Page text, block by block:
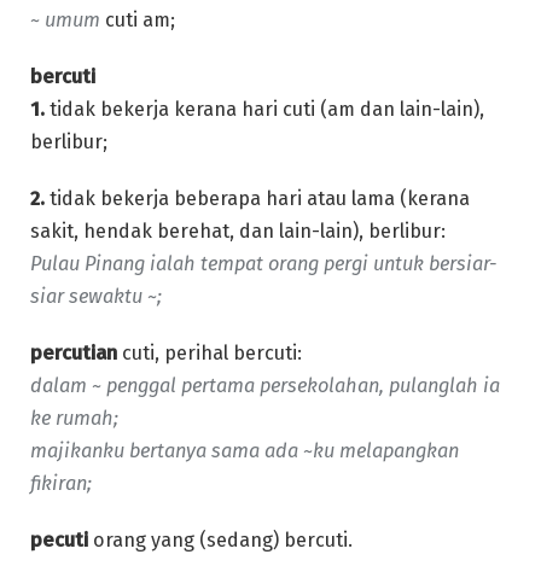
~ umum cuti am;
bercuti
1. tidak bekerja kerana hari cuti (am dan lain-lain),
berlibur;
2. tidak bekerja beberapa hari atau lama (kerana
sakit, hendak berehat, dan lain-lain), berlibur:
Pulau Pinang ialah tempat orang pergi untuk bersiar-
siar sewaktu ~;
percutian cuti, perihal bercuti:
dalam ~ penggal pertama persekolahan, pulanglah ia
ke rumah;
majikanku bertanya sama ada ~ku melapangkan
fikiran;
pecuti orang yang (sedang) bercuti.